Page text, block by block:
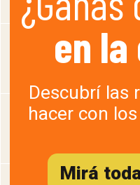
en
Descubrí las
hacer con
Mirá